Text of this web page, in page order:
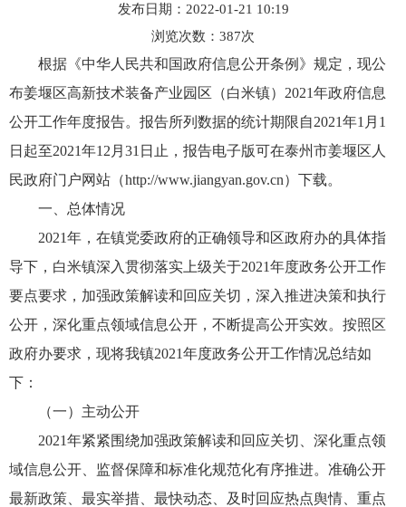
发布日期：2022-01-21 10:19
浏览次数： 387次
根据《中华人民共和国政府信息公开条例》规定，现公
布姜堰区高新技术装备产业园区（白米镇）2021年政府信息
公开工作年度报告。报告所列数据的统计期限自2021年1月1
日起至2021年12月31日止，报告电子版可在泰州市姜堰区人
民政府门户网站（http://www.jiangyan.gov.cn）下载。
一、总体情况
2021年，在镇党委政府的正确领导和区政府办的具体指
导下，白米镇深入贯彻落实上级关于2021年度政务公开工作
要点要求，加强政策解读和回应关切，深入推进决策和执行
公开，深化重点领域信息公开，不断提高公开实效。按照区
政府办要求，现将我镇2021年度政务公开工作情况总结如
下：
（一）主动公开
2021年紧紧围绕加强政策解读和回应关切、深化重点领
域信息公开、监督保障和标准化规范化有序推进。准确公开
最新政策、最实举措、最快动态、及时回应热点舆情、重点